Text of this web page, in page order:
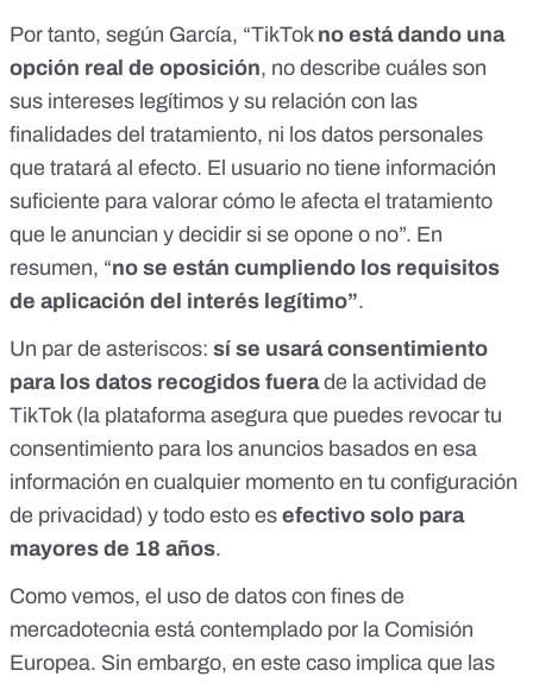
Por tanto, según García, “TikTok no está dando una
opción real de oposición, no describe cuáles son
sus intereses legítimos y su relación con las
finalidades del tratamiento, ni los datos personales
que tratará al efecto. El usuario no tiene información
suficiente para valorar cómo le afecta el tratamiento
que le anuncian y decidir si se opone o no”. En
resumen, “no se están cumpliendo los requisitos
de aplicación del interés legítimo”.
Un par de asteriscos: sí se usará consentimiento
para los datos recogidos fuerade la actividad de
TikTok (la plataforma asegura que puedes revocar tu
consentimiento para los anuncios basados en esa
información en cualquier momento en tu configuración
de privacidad) y todo esto es efectivo solo para
mayores de 18 años.
Como vemos, el uso de datos con fines de
mercadotecnia está contemplado por la Comisión
Europea. Sin embargo, en este caso implica que las